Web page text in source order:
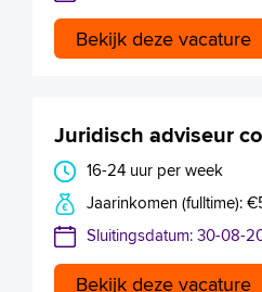
Bekijk deze vacature
Juridisch adviseur
16-24 uur per week
Jaarinkomen (fulltime):
Sluitingsdatum: 30-08-
Bekijk deze vacature